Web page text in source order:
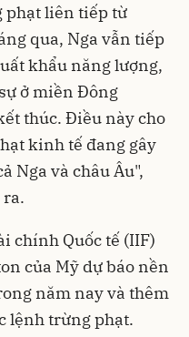
phạt liên tiếp từ
qua, Nga vẫn tiếp
khẩu năng lượng,
ở miền Đông
thúc. Điều này cho
kinh tế đang gây
Nga và châu Âu",
chính Quốc tế (IIF)
của Mỹ dự báo nền
năm nay và thêm
lệnh trừng phạt.